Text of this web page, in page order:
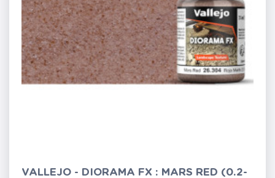
VALLEJO - DIORAMA FX : MARS RED (0.2-